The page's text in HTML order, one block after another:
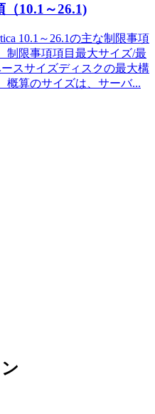
（10.1～26.1)
10.1～26.1の主な制限事項
制限事項項目最大サイズ/最
スサイズディスクの最大構
概算のサイズは、サーバ...